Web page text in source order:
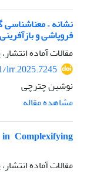
فروپاشی و بازآفرینی
مقالات آماده
lrr.2025.7245
نوشین چترچی
مشاهده مقاله
Complexifying
مقالات آماده